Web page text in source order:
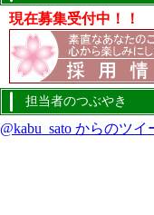
現在募集受付中！！
担当者のつぶやき
@kabu_sato からのツイ